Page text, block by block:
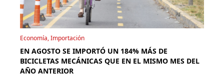
Economía, Importación
EN AGOSTO SE IMPORTÓ UN 184% MÁS DE
BICICLETAS MECÁNICAS QUE EN EL MISMO MES DEL
AÑO ANTERIOR